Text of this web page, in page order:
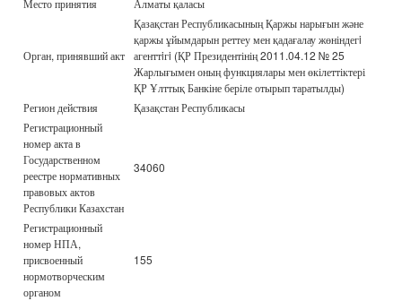
Место принятия
Алматы қаласы
Орган, принявший акт
Қазақстан Республикасының Қаржы нарығын және
қаржы ұйымдарын реттеу мен қадағалау жөніндегi
агенттiгi (ҚР Президентінің 2011.04.12 № 25
Жарлығымен оның функциялары мен өкілеттіктері
ҚР Ұлттық Банкіне беріле отырып таратылды)
Регион действия
Қазақстан Республикасы
Регистрационный
номер акта в
Государственном
реестре нормативных
правовых актов
Республики Казахстан
34060
Регистрационный
номер НПА,
присвоенный
нормотворческим
органом
155